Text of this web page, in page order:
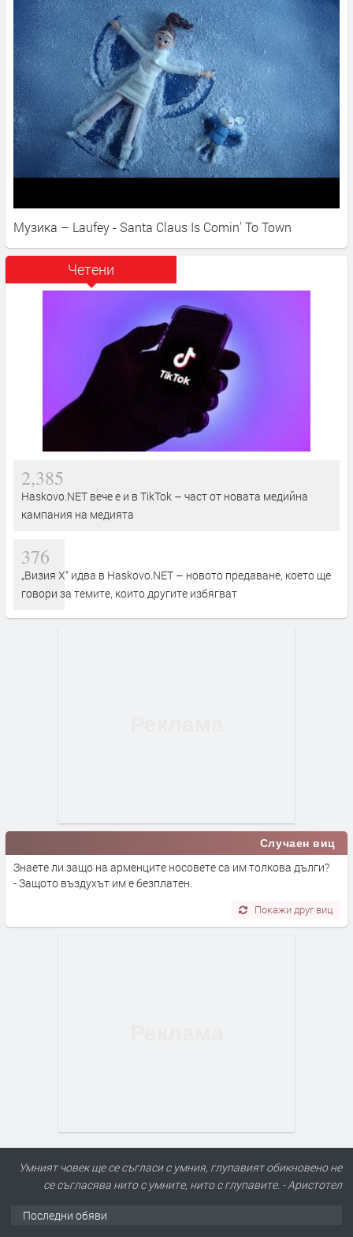
Музика – Laufey - Santa Claus Is Comin' To Town
Четени
2,385
Haskovo.NET вече е и в TikTok – част от новата медийна
кампания на медията
376
„Визия Х“ идва в Haskovo.NET – новото предаване, което ще
говори за темите, които другите избягват
Случаен виц
Знаете ли защо на арменците носовете са им толкова дълги?
- Защото въздухът им е безплатен.
Покажи друг виц
Умният човек ще се съгласи с умния, глупавият обикновено не
се съгласява нито с умните, нито с глупавите. - Аристотел
Последни обяви